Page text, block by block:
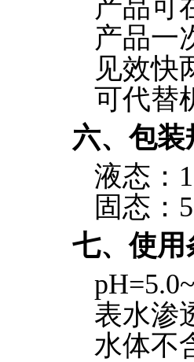
产品可
产品一
见效快
可代替
六、包装
液态：
固态：
七、使用
表水渗
水体不